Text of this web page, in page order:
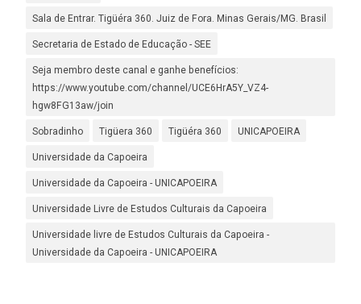
Sala de Entrar. Tigüéra 360. Juiz de Fora. Minas Gerais/MG. Brasil
Secretaria de Estado de Educação - SEE
Seja membro deste canal e ganhe benefícios:
https://www.youtube.com/channel/UCE6HrA5Y_VZ4-
hgw8FG13aw/join
Sobradinho Tigüera 360 Tigüéra 360 UNICAPOEIRA
Universidade da Capoeira
Universidade da Capoeira - UNICAPOEIRA
Universidade Livre de Estudos Culturais da Capoeira
Universidade livre de Estudos Culturais da Capoeira -
Universidade da Capoeira - UNICAPOEIRA